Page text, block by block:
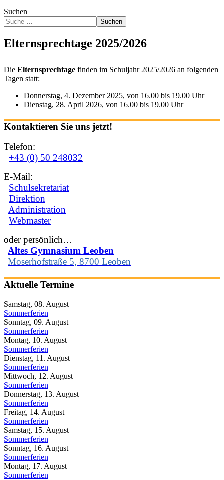
Suchen
Suchen
Elternsprechtage 2025/2026
Die Elternsprechtage finden im Schuljahr 2025/2026 an folgenden
Tagen statt:
Donnerstag, 4. Dezember 2025, von 16.00 bis 19.00 Uhr
Dienstag, 28. April 2026, von 16.00 bis 19.00 Uhr
Kontaktieren Sie uns jetzt!
Telefon:
+43 (0) 50 248032
E-Mail:
Schulsekretariat
Direktion
Administration
Webmaster
oder persönlich…
Altes Gymnasium Leoben
Moserhofstraße 5, 8700 Leoben
Aktuelle Termine
Samstag, 08. August
Sommerferien
Sonntag, 09. August
Sommerferien
Montag, 10. August
Sommerferien
Dienstag, 11. August
Sommerferien
Mittwoch, 12. August
Sommerferien
Donnerstag, 13. August
Sommerferien
Freitag, 14. August
Sommerferien
Samstag, 15. August
Sommerferien
Sonntag, 16. August
Sommerferien
Montag, 17. August
Sommerferien